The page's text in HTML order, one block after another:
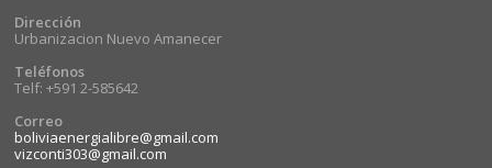
Dirección
Urbanizacion Nuevo Amanecer
Teléfonos
Telf: +591 2-585642
Correo
boliviaenergialibre@gmail.com
vizconti303@gmail.com